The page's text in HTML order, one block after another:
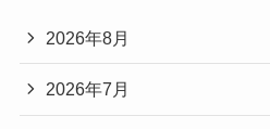
2026年8月
2026年7月